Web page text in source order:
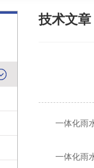
技术文章
一体化雨水
一体化雨水